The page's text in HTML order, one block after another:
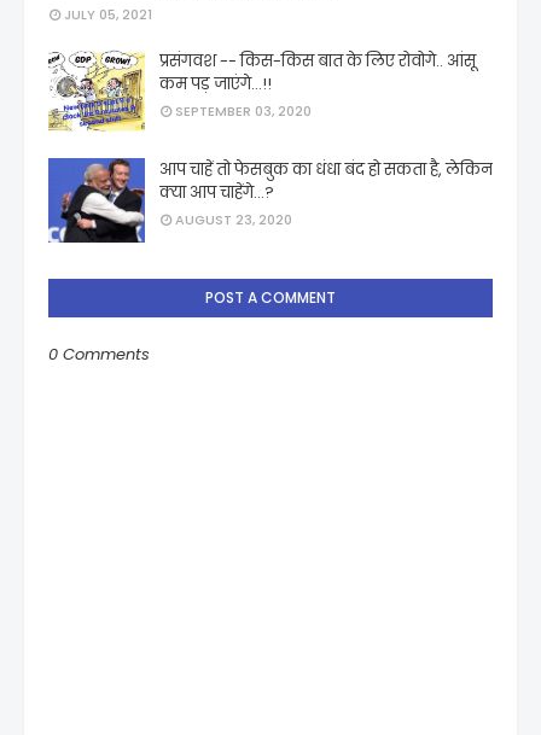
JULY 05, 2021
प्रसंगवश -- किस-किस बात के लिए रोवोगे.. आंसू
कम पड़ जाएंगे...!!
SEPTEMBER 03, 2020
आप चाहें तो फेसबुक का धंधा बंद हो सकता है, लेकिन
क्या आप चाहेंगे...?
AUGUST 23, 2020
POST A COMMENT
0 Comments